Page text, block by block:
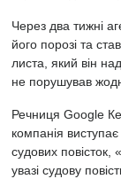
Через два тижні
його порозі та
листа, який він
не порушував
Речниця Google
компанія
судових
увазі судову